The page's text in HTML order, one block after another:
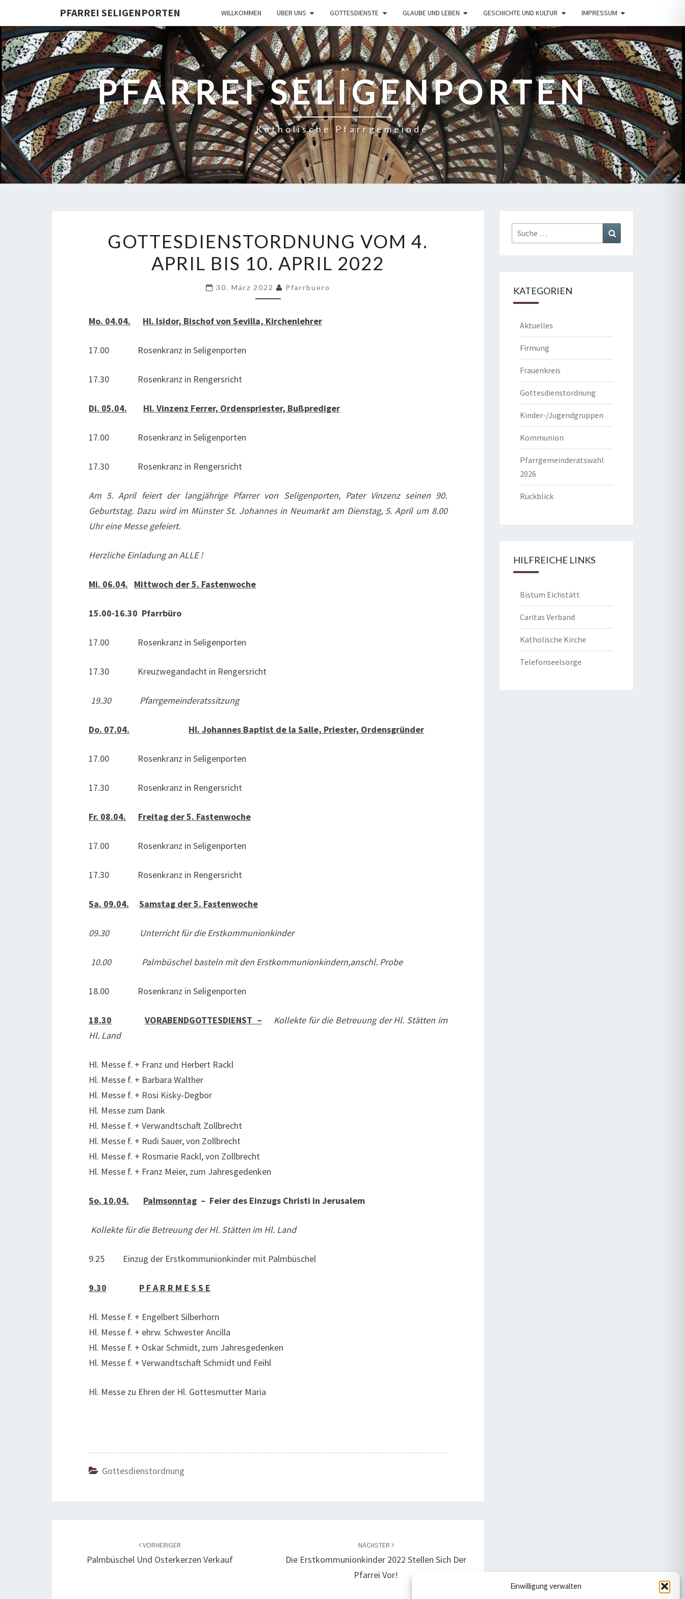
Einwilligung verwalten
PFARREI SELIGENPORTEN WILLKOMMEN ÜBER UNS GOTTESDIENSTE GLAUBE UND LEBEN GESCHICHTE UND KULTUR IMPRESSUM
PFARREI SELIGENPORTEN
Katholische Pfarrgemeinde
VOM
APRIL
BIS
APRIL
GOTTESDIENSTORDNUNG VOM 4.
APRIL BIS 10. APRIL 2022
30. März 2022 Pfarrbuero
Mo. 04.04. Hl. Isidor, Bischof von Sevilla, Kirchenlehrer
17.00 Rosenkranz in Seligenporten
17.30 Rosenkranz in Rengersricht
Di. 05.04. Hl. Vinzenz Ferrer, Ordenspriester, Bußprediger
17.00 Rosenkranz in Seligenporten
17.30 Rosenkranz in Rengersricht
Am 5. April feiert der langjährige Pfarrer von Seligenporten, Pater Vinzenz seinen 90.
Geburtstag. Dazu wird im Münster St. Johannes in Neumarkt am Dienstag, 5. April um 8.00
Uhr eine Messe gefeiert.
Herzliche Einladung an ALLE !
Mi. 06.04. Mittwoch der 5. Fastenwoche
15.00-16.30 Pfarrbüro
17.00 Rosenkranz in Seligenporten
17.30 Kreuzwegandacht in Rengersricht
19.30 Pfarrgemeinderatssitzung
Do. 07.04. Hl. Johannes Baptist de la Salle, Priester, Ordensgründer
17.00 Rosenkranz in Seligenporten
17.30 Rosenkranz in Rengersricht
Fr. 08.04. Freitag der 5. Fastenwoche
17.00 Rosenkranz in Seligenporten
17.30 Rosenkranz in Rengersricht
Sa. 09.04. Samstag der 5. Fastenwoche
09.30 Unterricht für die Erstkommunionkinder
10.00 Palmbüschel basteln mit den Erstkommunionkindern,anschl. Probe
18.00 Rosenkranz in Seligenporten
18.30 VORABENDGOTTESDIENST –
Kollekte für die Betreuung der Hl. Stätten im
Hl. Land
Hl. Messe f. + Franz und Herbert Rackl
Hl. Messe f. + Barbara Walther
Hl. Messe f. + Rosi Kisky-Degbor
Hl. Messe zum Dank
Hl. Messe f. + Verwandtschaft Zollbrecht
Hl. Messe f. + Rudi Sauer, von Zollbrecht
Hl. Messe f. + Rosmarie Rackl, von Zollbrecht
Hl. Messe f. + Franz Meier, zum Jahresgedenken
So. 10.04. Palmsonntag – Feier des Einzugs Christi in Jerusalem
Kollekte für die Betreuung der Hl. Stätten im Hl. Land
9.25 Einzug der Erstkommunionkinder mit Palmbüschel
9.30 P F A R R M E S S E
Hl. Messe f. + Engelbert Silberhorn
Hl. Messe f. + ehrw. Schwester Ancilla
Hl. Messe f. + Oskar Schmidt, zum Jahresgedenken
Hl. Messe f. + Verwandtschaft Schmidt und Feihl
Hl. Messe zu Ehren der Hl. Gottesmutter Maria
Gottesdienstordnung
VORHERIGER
Palmbüschel Und Osterkerzen Verkauf
NÄCHSTER
Die Erstkommunionkinder 2022 Stellen Sich Der
Pfarrei Vor!
Suche
nach:
KATEGORIEN
Aktuelles
Firmung
Frauenkreis
Gottesdienstordnung
Kinder-/Jugendgruppen
Kommunion
Pfarrgemeinderatswahl
2026
Rückblick
HILFREICHE LINKS
Bistum Eichstätt
Caritas Verband
Katholische Kirche
Telefonseelsorge